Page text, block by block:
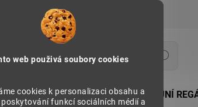
web použivá soubory cookies
cookies k personalizaci obsahu a
poskytování funkcí sociálních médií a
Prohlášení o používání COOKIES
Hledat
REGÁLY OBOUSTRANNÉ PRODEJNÍ